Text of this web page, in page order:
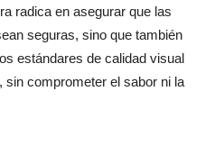
radica en asegurar que las
seguras, sino que también
estándares de calidad visual
comprometer el sabor ni la